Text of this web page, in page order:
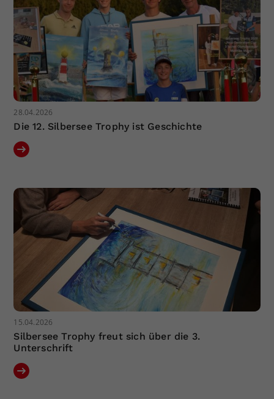
28.04.2026
Die 12. Silbersee Trophy ist Geschichte
15.04.2026
Silbersee Trophy freut sich über die 3.
Unterschrift